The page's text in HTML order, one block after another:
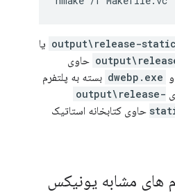
output\release- یا
حاوی
و dwebp.exe بسته به پلتفرم
output\release-
حاوی کتابخانه استاتیک
های مشابه یونیکس